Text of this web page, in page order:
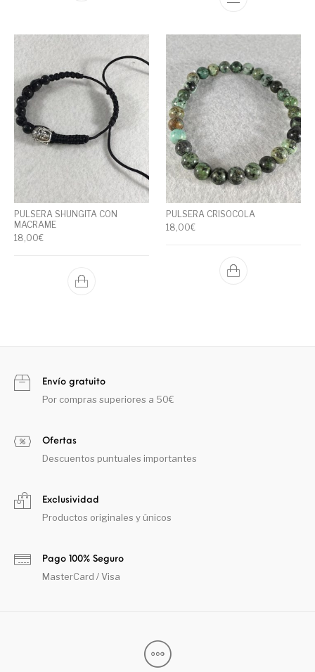
PULSERA SHUNGITA CON
MACRAME
18,00€
PULSERA CRISOCOLA
18,00€
Envío gratuito
Por compras superiores a 50€
Ofertas
Descuentos puntuales importantes
Exclusividad
Productos originales y únicos
Pago 100% Seguro
MasterCard / Visa